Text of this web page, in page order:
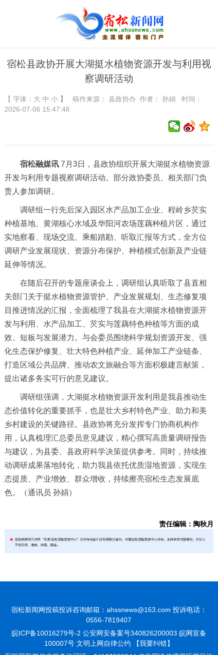
宿松县政协开展大湖挺水植物资源开发与利用视
察调研活动
【 字体： 大 中 小】 稿件来源： 县政协办作者： 孙娟 时间：
2026-07-06 15:47:48
宿松融媒讯7月3日，县政协组织开展大湖挺水植物资源
开发与利用专题视察调研活动。部分政协委员、相关部门负
责人参加调研。
调研组一行先后深入园区水产品加工企业、程岭乡芡实
种植基地、黄湖核心水域及华阳河农场莲藕种植片区，通过
实地察看、现场交流、乘船踏勘、听取汇报等方式，全方位
调研产业发展现状、资源分布保护、种植模式创新及产业链
延伸等情况。
在随后召开的专题座谈会上，调研组认真听取了县直相
关部门关于挺水植物资源管护、产业发展规划、生态修复项
目推进情况的汇报，全面梳理了我县在大湖挺水植物资源开
发与利用、水产品加工、芡实与莲藕特色种植等方面的成
效、短板与发展潜力。与会委员围绕科学规划资源开发、强
化生态保护修复、壮大特色种植产业、延伸加工产业链条、
打造区域公共品牌、推动农文旅融合等方面积极建言献策，
提出诸多务实可行的意见建议。
调研组强调，大湖挺水植物资源开发利用是我县推动生
态价值转化的重要抓手，也是壮大乡村特色产业、助力和美
乡村建设的关键路径。县政协将充分发挥专门协商机构作
用，认真梳理汇总委员意见建议，精心撰写高质量调研报告
与建议，为县委、县政府科学决策提供参考。同时，持续推
动调研成果落地转化，助力我县依托优质湿地资源，实现生
态提质、产业增效、群众增收，持续擦亮宿松生态发展底
色。（通讯员 孙娟）
责任编辑：陶秋月
宿松新闻网投稿投诉咨询邮箱：ahssnews@163.com 投诉电话：
0556-7819407
皖ICP备10016279号-2 公安网安备案号340826200003 皖网宣备
100007号 文明上网自律公约
【我要纠错】